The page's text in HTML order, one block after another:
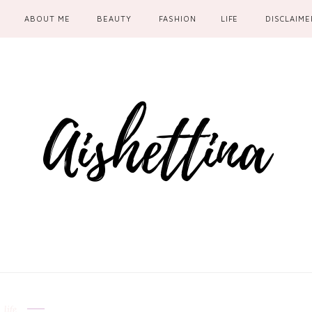
ABOUT ME BEAUTY FASHION LIFE